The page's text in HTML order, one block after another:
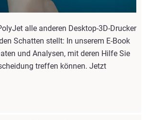
alle anderen Desktop-3D-Drucker
Schatten stellt: In unserem E-Book
und Analysen, mit deren Hilfe Sie
treffen können. Jetzt